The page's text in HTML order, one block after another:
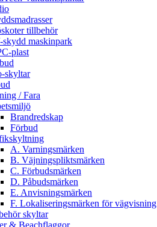
tillbehör
maskinpark
plast
skyltar
/ Fara
Brandredskap
Förbud
A. Varningsmärken
B. Väjningspliktsmärken
C. Förbudsmärken
D. Påbudsmärken
E. Anvisningsmärken
F. Lokaliseringsmärken för vägvisning
skyltar
& Beachflaggor